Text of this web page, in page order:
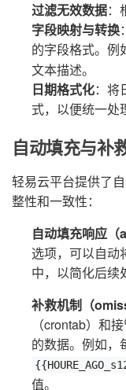
过滤无效数据：
字段映射与转换
的字段格式。例
文本描述。
日期格式化：将
式，以便统一处
自动填充与补
轻易云平台提供了
整性和一致性：
自动填充响应（
选项，可以自动
中，以简化后续
补救机制（
（crontab）和
的数据。例如，
值。